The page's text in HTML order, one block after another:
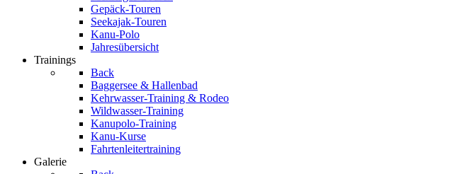
Gepäck-Touren
Seekajak-Touren
Kanu-Polo
Jahresübersicht
Trainings
Back
Baggersee & Hallenbad
Kehrwasser-Training & Rodeo
Wildwasser-Training
Kanupolo-Training
Kanu-Kurse
Fahrtenleitertraining
Galerie